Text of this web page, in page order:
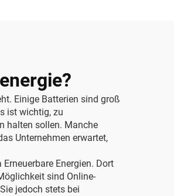
Einige Batterien sind groß
ist wichtig, zu
halten sollen. Manche
Unternehmen erwartet,
Energien. Dort
sind Online-
jedoch stets bei